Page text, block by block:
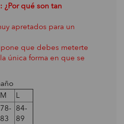
¿Por qué son tan
apretados para un
que debes meterte
única forma en que se
M
L
78-
83
84-
89